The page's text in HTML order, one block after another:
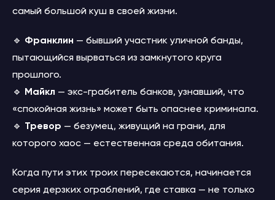
самый большой куш в своей жизни.
🔹 Франклин — бывший участник уличной банды,
пытающийся вырваться из замкнутого круга
прошлого.
🔹 Майкл — экс-грабитель банков, узнавший, что
«спокойная жизнь» может быть опаснее криминала.
🔹 Тревор — безумец, живущий на грани, для
которого хаос — естественная среда обитания.
Когда пути этих троих пересекаются, начинается
серия дерзких ограблений, где ставка — не только